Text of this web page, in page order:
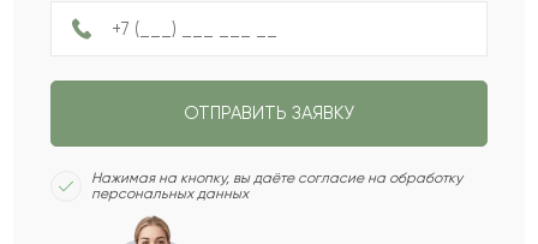
Н Накып
Федот
ОТПРАВИТЬ ЗАЯВКУ
Нажимая на кнопку, вы даёте согласие на обработку
персональных данных